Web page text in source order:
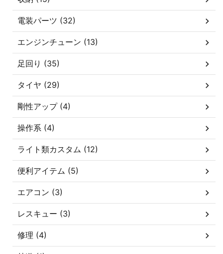
電装パーツ (32)
エンジンチューン (13)
足回り (35)
タイヤ (29)
剛性アップ (4)
操作系 (4)
ライト類カスタム (12)
便利アイテム (5)
エアコン (3)
レスキュー (3)
修理 (4)